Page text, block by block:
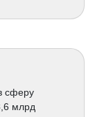
сферу
млрд